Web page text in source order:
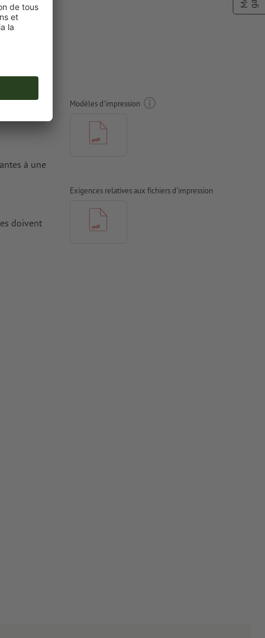
Mini-
à une
doivent
Modèles d'impression
Exigences relatives aux fichiers d'impression